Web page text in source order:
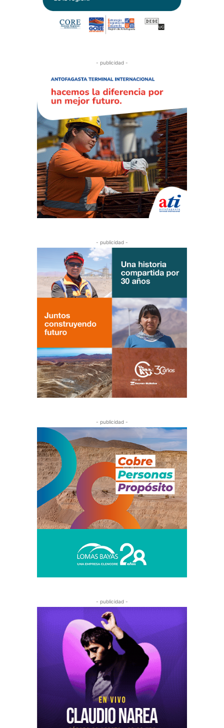
- publicidad -
- publicidad -
- publicidad -
- publicidad -